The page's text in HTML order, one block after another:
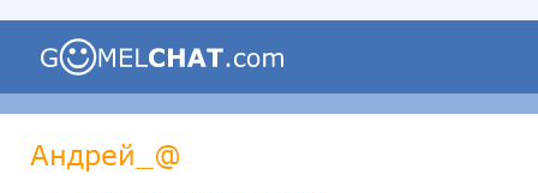
Андрей_@